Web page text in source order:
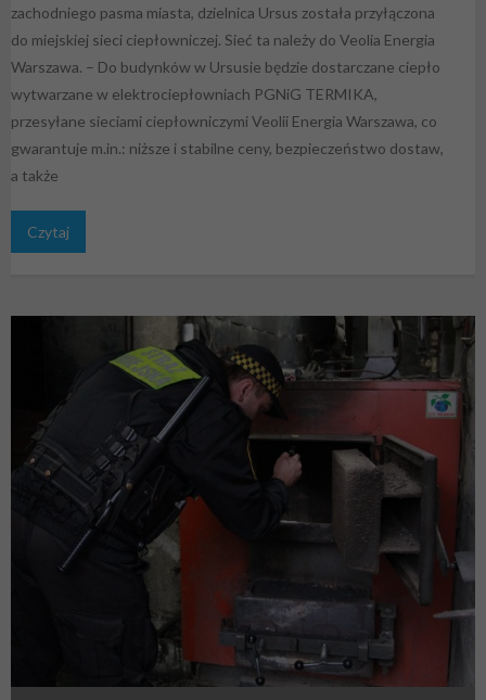
zachodniego pasma miasta, dzielnica Ursus została przyłączona
do miejskiej sieci ciepłowniczej. Sieć ta należy do Veolia Energia
Warszawa. – Do budynków w Ursusie będzie dostarczane ciepło
wytwarzane w elektrociepłowniach PGNiG TERMIKA,
przesyłane sieciami ciepłowniczymi Veolii Energia Warszawa, co
gwarantuje m.in.: niższe i stabilne ceny, bezpieczeństwo dostaw,
a także
Czytaj